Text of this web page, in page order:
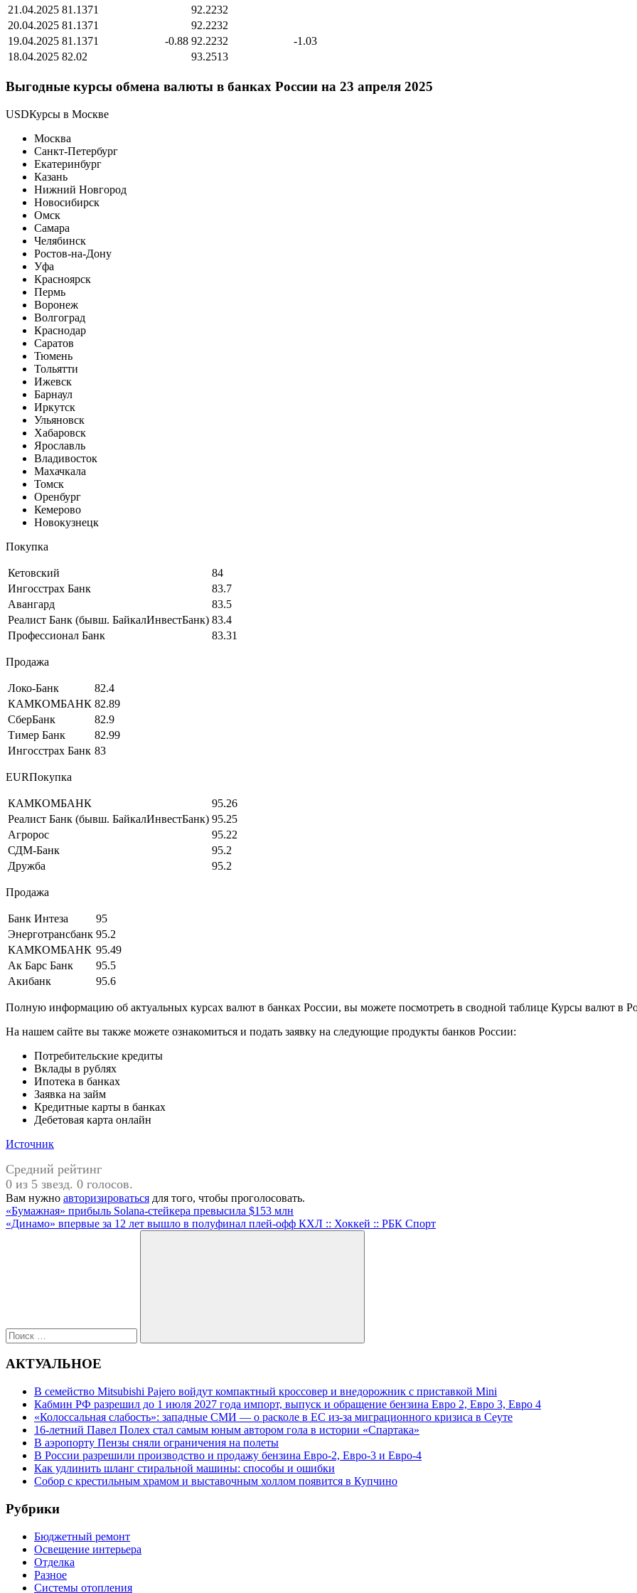
21.04.2025 81.1371
92.2232
20.04.2025 81.1371
92.2232
19.04.2025 81.1371 -0.88 92.2232
-1.03
18.04.2025 82.02 93.2513
Выгодные курсы обмена валюты в банках России на 23 апреля 2025
USDКурсы в Москве
Москва
Санкт-Петербург
Екатеринбург
Казань
Нижний Новгород
Новосибирск
Омск
Самара
Челябинск
Ростов-на-Дону
Уфа
Красноярск
Пермь
Воронеж
Волгоград
Краснодар
Саратов
Тюмень
Тольятти
Ижевск
Барнаул
Иркутск
Ульяновск
Хабаровск
Ярославль
Владивосток
Махачкала
Томск
Оренбург
Кемерово
Новокузнецк
Покупка
Кетовский
84
Ингосстрах Банк
83.7
Авангард
83.5
Реалист Банк (бывш. БайкалИнвестБанк) 83.4
Профессионал Банк
83.31
Продажа
Локо-Банк
82.4
КАМКОМБАНК 82.89
СберБанк
82.9
Тимер Банк
82.99
Ингосстрах Банк 83
EURПокупка
КАМКОМБАНК
95.26
Реалист Банк (бывш. БайкалИнвестБанк) 95.25
Агророс
95.22
СДМ-Банк
95.2
Дружба
95.2
Продажа
Банк Интеза
95
Энерготрансбанк 95.2
КАМКОМБАНК 95.49
Ак Барс Банк
95.5
Акибанк
95.6
Полную информацию об актуальных курсах валют в банках России, вы можете посмотреть в сводной таблице Курсы валют в
На нашем сайте вы также можете ознакомиться и подать заявку на следующие продукты банков России:
Потребительские кредиты
Вклады в рублях
Ипотека в банках
Заявка на займ
Кредитные карты в банках
Дебетовая карта онлайн
Источник
Средний рейтинг
0 из 5 звезд. 0 голосов.
Вам нужно авторизироваться для того, чтобы проголосовать.
Навигация
по
Предыдущая
запись:
«Бумажная» прибыль Solana-стейкера превысила $153 млн
Следующая
«Динамо» впервые за 12 лет вышло в полуфинал плей-офф КХЛ :: Хоккей :: РБК Спорт
Поиск
АКТУАЛЬНОЕ
В семейство Mitsubishi Pajero войдут компактный кроссовер и внедорожник с приставкой Mini
Кабмин РФ разрешил до 1 июля 2027 года импорт, выпуск и обращение бензина Евро 2, Евро 3, Евро 4
«Колоссальная слабость»: западные СМИ — о расколе в ЕС из-за миграционного кризиса в Сеуте
16-летний Павел Полех стал самым юным автором гола в истории «Спартака»
В аэропорту Пензы сняли ограничения на полеты
В России разрешили производство и продажу бензина Евро-2, Евро-3 и Евро-4
Как удлинить шланг стиральной машины: способы и ошибки
Собор с крестильным храмом и выставочным холлом появится в Купчино
Рубрики
Бюджетный ремонт
Освещение интерьера
Отделка
Разное
Системы отопления